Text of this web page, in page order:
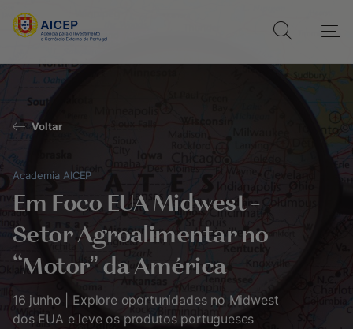
Voltar
Academia AICEP
Em Foco EUA Midwest –
Setor Agroalimentar no
“Motor” da América
16 junho | Explore oportunidades no Midwest
dos EUA e leve os produtos portugueses